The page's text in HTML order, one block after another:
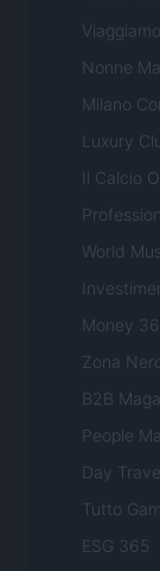
Viaggiamo
Nonne
Milano
Luxury
Il Calcio
World
Money
Zona
B2B
People
Day
Tutto
ESG 365